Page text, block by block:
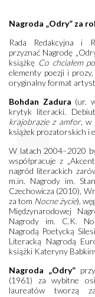
Nagroda „Odry” za
Rada Redakcyjna i
przyznać Nagrodę
książkę Co chciałem
elementy poezji i
oryginalny format
Bohdan Zadura (ur.
krytyk literacki.
krajobrazie z amfor, w
książek prozatorskich i
W latach 2004–2020
współpracuje z
nagród literackich
m.in. Nagrody im.
Czechowicza (2010),
za tom Nocne życie),
Międzynarodowej
Nagrody im. C.K.
Nagrodą Poetycką
Literacką Nagrodą
książki Kateryny
Nagroda „Odry”
(1961) za wybitne
laureatów tworzą